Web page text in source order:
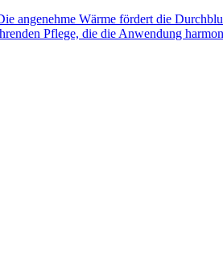
angenehme Wärme fördert die
Pflege, die die Anwendung